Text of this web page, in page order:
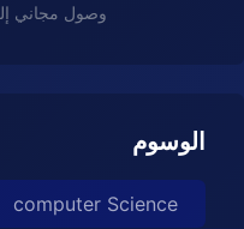
وصول مجاني
الوسوم
computer Science